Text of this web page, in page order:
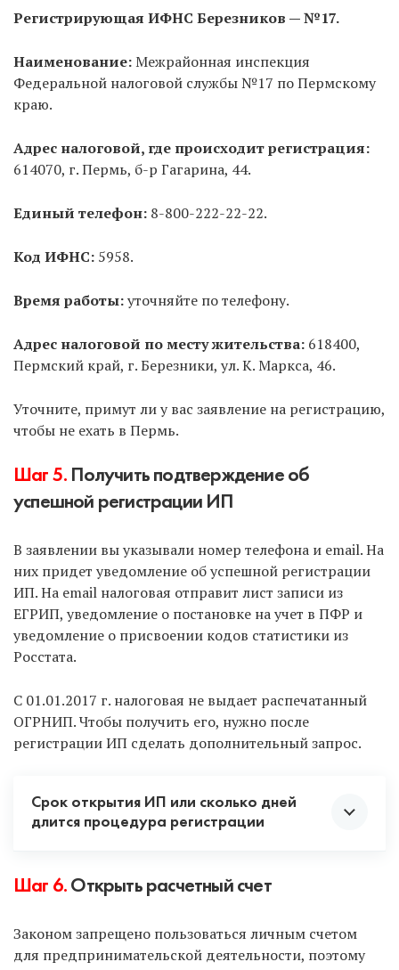
Позвоните в регистрирующую налоговую
Березников, уточните время работы или
запишитесь на прием онлайн на официальном
сайте налоговой
. Тоже оптимальный способ, НО
нужно платить госпошлину. Регистрирует ИП
месту прописки!
Способ 3. Через МФЦ.
Тоже оптимальный способ,
не нужно платить госпошлину, НО не все МФЦ
занимаются ИП, и нужно прозванивать несколько
ближайших. Затем записаться на подачу и прийти
в указанное время.
Способ 4.Через нотариуса. Не рекомендуем без
Способ 5.Почтой России с объявленной
рекомендуем, т.к. нужно предварительно
заверить подпись на заявлениях у нотариуса.
Способ 6. По доверенности может подать
другое лицо за вас.У доверенного лица должна
подобных действий.
Делаем вывод, что первые 3 способа самые
оптимальные. В остальном выбор за вами.
Регистрирующая ИФНС Березников — №17.
Наименование:Межрайонная инспекция
Федеральной налоговой службы №17 по Пермскому
краю.
Адрес налоговой, где происходит регистрация:
614070, г. Пермь, б-р Гагарина, 44.
Единый телефон: 8-800-222-22-22.
Код ИФНС: 5958.
Время работы:уточняйте по телефону.
Адрес налоговой по месту жительства: 618400,
Пермский край, г. Березники, ул. К. Маркса, 46.
Уточните, примут ли у вас заявление на регистрацию,
чтобы не ехать в Пермь.
Шаг 5. Получить подтверждение об
успешной регистрации ИП
В заявлении вы указывали номер телефона и email. На
них придет уведомление об успешной регистрации
ИП. На email налоговая отправит лист записи из
ЕГРИП, уведомление о постановке на учет в ПФР и
уведомление о присвоении кодов статистики из
Росстата.
С 01.01.2017 г. налоговая не выдает распечатанный
ОГРНИП. Чтобы получить его, нужно после
регистрации ИП сделать дополнительный запрос.
Срок открытия ИП или сколько дней
длится процедура регистрации
Как только документы поданы, отсчитываем 3
предпринимателем.
Шаг 6. Открыть расчетный счет
Законом запрещено пользоваться личным счетом
для предпринимательской деятельности, поэтому